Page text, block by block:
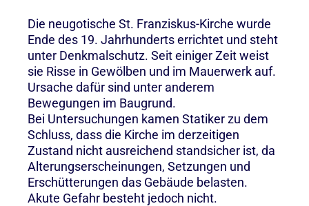
Die neugotische St. Franziskus-Kirche wurde
Ende des 19. Jahrhunderts errichtet und steht
unter Denkmalschutz. Seit einiger Zeit weist
sie Risse in Gewölben und im Mauerwerk auf.
Ursache dafür sind unter anderem
Bewegungen im Baugrund.
Bei Untersuchungen kamen Statiker zu dem
Schluss, dass die Kirche im derzeitigen
Zustand nicht ausreichend standsicher ist, da
Alterungserscheinungen, Setzungen und
Erschütterungen das Gebäude belasten.
Akute Gefahr besteht jedoch nicht.